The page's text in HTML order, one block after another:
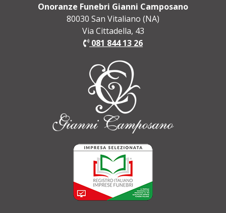
Onoranze Funebri Gianni Camposano
80030 San Vitaliano (NA)
Via Cittadella, 43
081 844 13 26